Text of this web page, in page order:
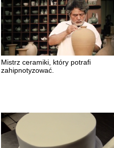
Mistrz ceramiki, który potrafi
zahipnotyzować.